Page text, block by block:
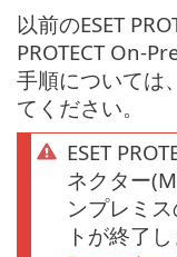
以前のESET
PROTECT On-
手順については、
てください。
ESET
ネクター
ンプレミ
トが終了し